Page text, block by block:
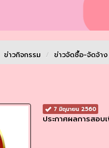
ข่าวกิจกรรม / ข่าวจัดชื้อ-จัดจ้า
7 มิถุนายน 2560
ประกาศผลการสอบ